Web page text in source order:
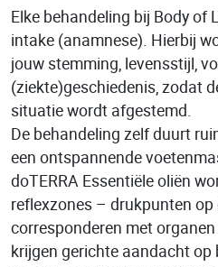
Elke behandeling bij Body of
intake (anamnese). Hierbij
jouw stemming, levensstijl,
(ziekte)geschiedenis, zodat
situatie wordt afgestemd.
De behandeling zelf duurt
een ontspannende
doTERRA Essentiële oliën
reflexzones – drukpunten op
corresponderen met
krijgen gerichte aandacht